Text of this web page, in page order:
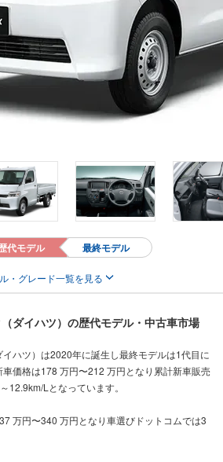
代モデル 最終モデル
・グレード一覧を見る
ダイハツ）の歴代モデル・中古車市場
ハツ）は2020年に誕生し最終モデルは1代目に
価格は178 万円〜212 万円となり累計新車販売
12.9km/Lとなっています。
万円〜340 万円となり車選びドットコムでは3